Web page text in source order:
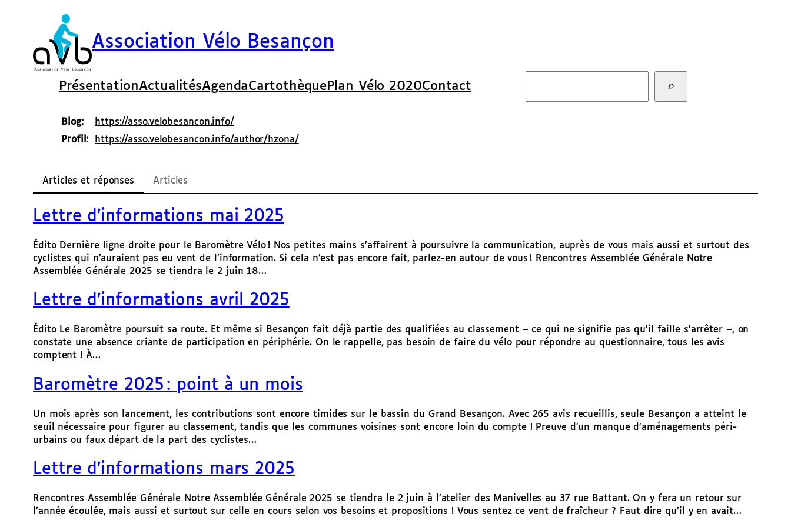
Association Vélo Besançon
PrésentationActualitésAgendaCartothèquePlan Vélo 2020Contact
c
r
Blog https://asso.velobesancon.info/
Profil
https://asso.velobesancon.info/author/ hzona/
Articles et réponses Articles
Lettre d’informations mai 2025
Édito Dernière ligne droite pour le Baromètre Vélo ! Nos petites mains s’affairent à poursuivre la communication, auprès de vous mais aussi et surtout des
cyclistes qui n’auraient pas eu vent de l’information. Si cela n’est pas encore fait, parlez-en autour de vous ! Rencontres Assemblée Générale Notre
Assemblée Générale 2025 se tiendra le 2 juin 18…
Lettre d’informations avril 2025
Édito Le Baromètre poursuit sa route. Et même si Besançon fait déjà partie des qualifiées au classement – ce qui ne signifie pas qu’il faille s’arrêter –, on
constate une absence criante de participation en périphérie. On le rappelle, pas besoin de faire du vélo pour répondre au questionnaire, tous les avis
comptent ! À…
Baromètre 2025 : point à un mois
Un mois après son lancement, les contributions sont encore timides sur le bassin du Grand Besançon. Avec 265 avis recueillis, seule Besançon a atteint le
seuil nécessaire pour figurer au classement, tandis que les communes voisines sont encore loin du compte ! Preuve d’un manque d’aménagements péri-
urbains ou faux départ de la part des cyclistes…
Lettre d’informations mars 2025
Rencontres Assemblée Générale Notre Assemblée Générale 2025 se tiendra le 2 juin à l’atelier des Manivelles au 37 rue Battant. On y fera un retour sur
l’année écoulée, mais aussi et surtout sur celle en cours selon vos besoins et propositions ! Vous sentez ce vent de fraîcheur ? Faut dire qu’il y en avait…